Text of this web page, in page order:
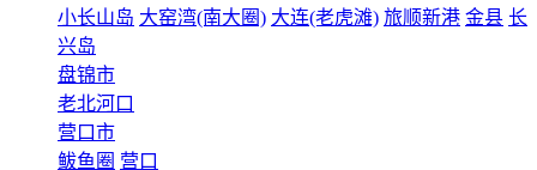
小长山岛 大窑湾(南大圈) 大连(老虎滩) 旅顺新港 金县 长
兴岛
盘锦市
老北河口
营口市
鲅鱼圈 营口